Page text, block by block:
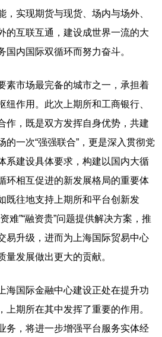
，实现期货与现货、场内与场外、
的互联互通，建设成世界一流的大
国内国际双循环而努力奋斗。
市场最完备的城市之一，承担着
纽作用。此次上期所和工商银行、
作，既是双方发挥自身优势，共建
的一次“强强联合”，更是深入贯彻党
系建设具体要求，构建以国内大循
环相互促进的新发展格局的重要体
既往地支持上期所和平台创新发
难”“融资贵”问题提供解决方案，推
易升级，进而为上海国际贸易中心
量发展做出更大的贡献。
国际金融中心建设正处在提升功
上期所在其中发挥了重要的作用。
务，将进一步增强平台服务实体经